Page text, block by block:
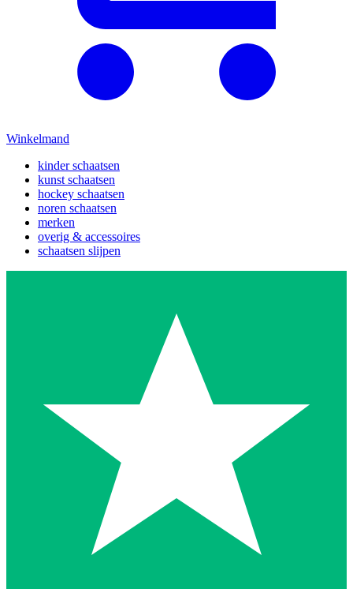
Winkelmand
kinder schaatsen
kunst schaatsen
hockey schaatsen
noren schaatsen
merken
overig & accessoires
schaatsen slijpen